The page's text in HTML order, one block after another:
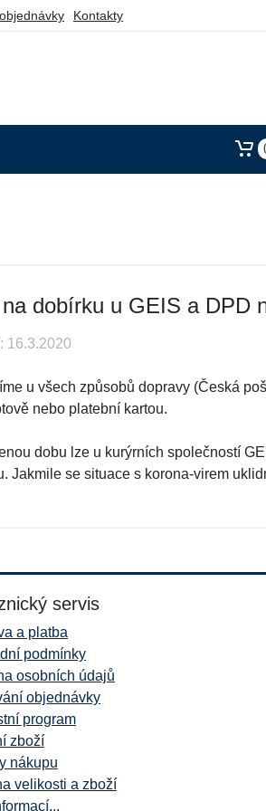
Kontakty
dobírku u GEIS a DPD
16.3.2020
u všech způsobů dopravy (Česká
nebo platební kartou.
dobu lze u kurýrních společností
Jakmile se situace s korona-virem
servis
a platba
podmínky
osobních údajů
objednávky
program
zboží
nákupu
velikosti a zboží